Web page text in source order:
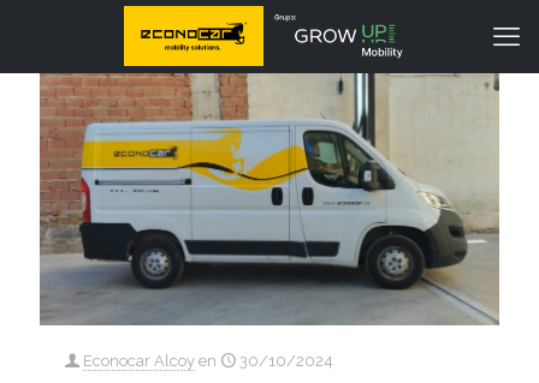
Econocar Alcoy en
30/10/2024